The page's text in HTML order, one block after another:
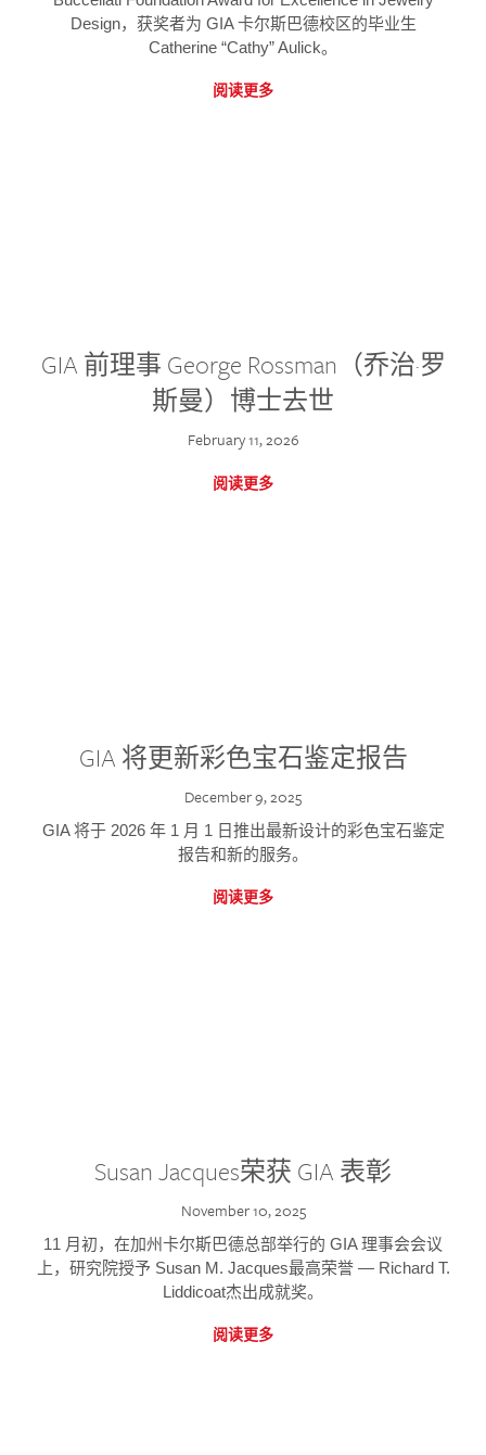
Design，获奖者为 GIA 卡尔斯巴德校区的毕业生
Catherine “Cathy” Aulick。
阅读更多
GIA 前理事 George Rossman（乔治·罗
斯曼）博士去世
February 11, 2026
阅读更多
GIA 将更新彩色宝石鉴定报告
December 9, 2025
GIA 将于 2026 年 1 月 1 日推出最新设计的彩色宝石鉴定
报告和新的服务。
阅读更多
Susan Jacques荣获 GIA 表彰
November 10, 2025
11 月初，在加州卡尔斯巴德总部举行的 GIA 理事会会议
上，研究院授予 Susan M. Jacques最高荣誉 — Richard T.
Liddicoat杰出成就奖。
阅读更多